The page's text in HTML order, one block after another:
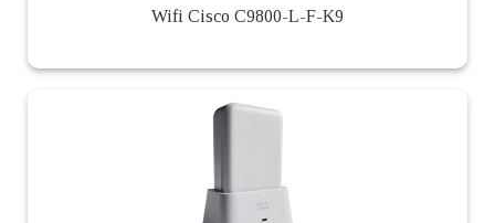
Wifi Cisco C9800-L-F-K9